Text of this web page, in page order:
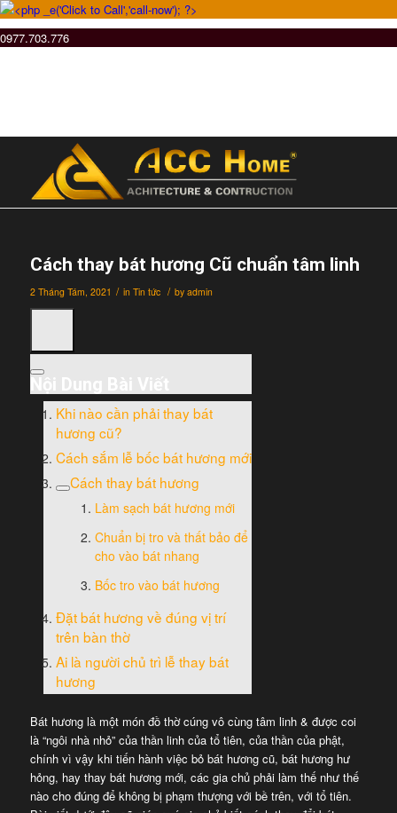
0977.703.776
Cách thay bát hương Cũ chuẩn tâm linh
2 Tháng Tám, 2021 / in Tin tức / by admin
Khi nào cần phải thay bát
hương cũ?
Cách sắm lễ bốc bát hương mới
Cách thay bát hương
Làm sạch bát hương mới
Chuẩn bị tro và thất bảo để
cho vào bát nhang
Bốc tro vào bát hương
Đặt bát hương về đúng vị trí
trên bàn thờ
Ai là người chủ trì lễ thay bát
hương
Bát hương là một món đồ thờ cúng vô cùng tâm linh & được coi
là “ngôi nhà nhỏ” của thần linh của tổ tiên, của thần của phật,
chính vì vậy khi tiến hành việc bỏ bát hương cũ, bát hương hư
hỏng, hay thay bát hương mới, các gia chủ phải làm thế như thế
nào cho đúng để không bị phạm thượng với bề trên, với tổ tiên.